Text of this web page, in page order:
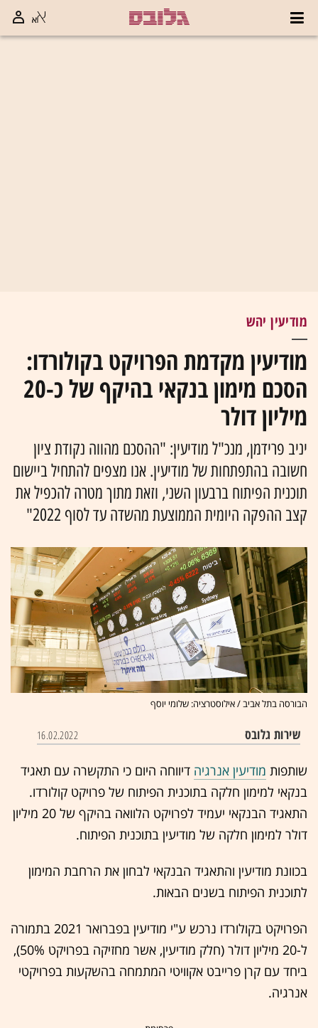
מודיעין יהש
מודיעין מקדמת הפרויקט בקולורדו:
הסכם מימון בנקאי בהיקף של כ-20
מיליון דולר
יניב פרידמן, מנכ"ל מודיעין: "ההסכם מהווה נקודת ציון
חשובה בהתפתחות של מודיעין. אנו מצפים להתחיל ביישום
תוכנית הפיתוח ברבעון השני, וזאת מתוך מטרה להכפיל את
קצב ההפקה היומית הממוצעת מהשדה עד לסוף 2022"
הבורסה בתל אביב / אילוסטרציה: שלומי יוסף
שירות גלובס 16.02.2022
שותפות מודיעין אנרגיה דיווחה היום כי התקשרה עם תאגיד
בנקאי למימון חלקה בתוכנית הפיתוח של פרויקט קולורדו.
התאגיד הבנקאי יעמיד לפרויקט הלוואה בהיקף של 20 מיליון
דולר למימון חלקה של מודיעין בתוכנית הפיתוח.
בכוונת מודיעין והתאגיד הבנקאי לבחון את הרחבת המימון
לתוכנית הפיתוח בשנים הבאות.
הפרויקט בקולורדו נרכש ע"י מודיעין בפברואר 2021 בתמורה
ל-20 מיליון דולר (חלק מודיעין, אשר מחזיקה בפרויקט 50%),
ביחד עם קרן פרייבט אקוויטי המתמחה בהשקעות בפרויקטי
אנרגיה.